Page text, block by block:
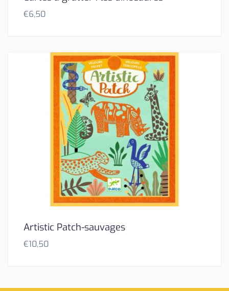
€6,50
Artistic Patch-sauvages
€10,50